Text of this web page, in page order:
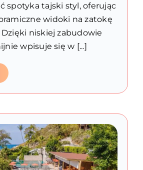
spotyka tajski styl, oferując
widoki na zatokę
Dzięki niskiej zabudowie
wpisuje się w [...]